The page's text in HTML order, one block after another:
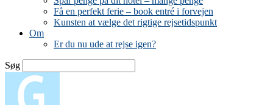
Få en perfekt ferie – book entré i forvejen
Kunsten at vælge det rigtige rejsetidspunkt
Om
Er du nu ude at rejse igen?
Søg